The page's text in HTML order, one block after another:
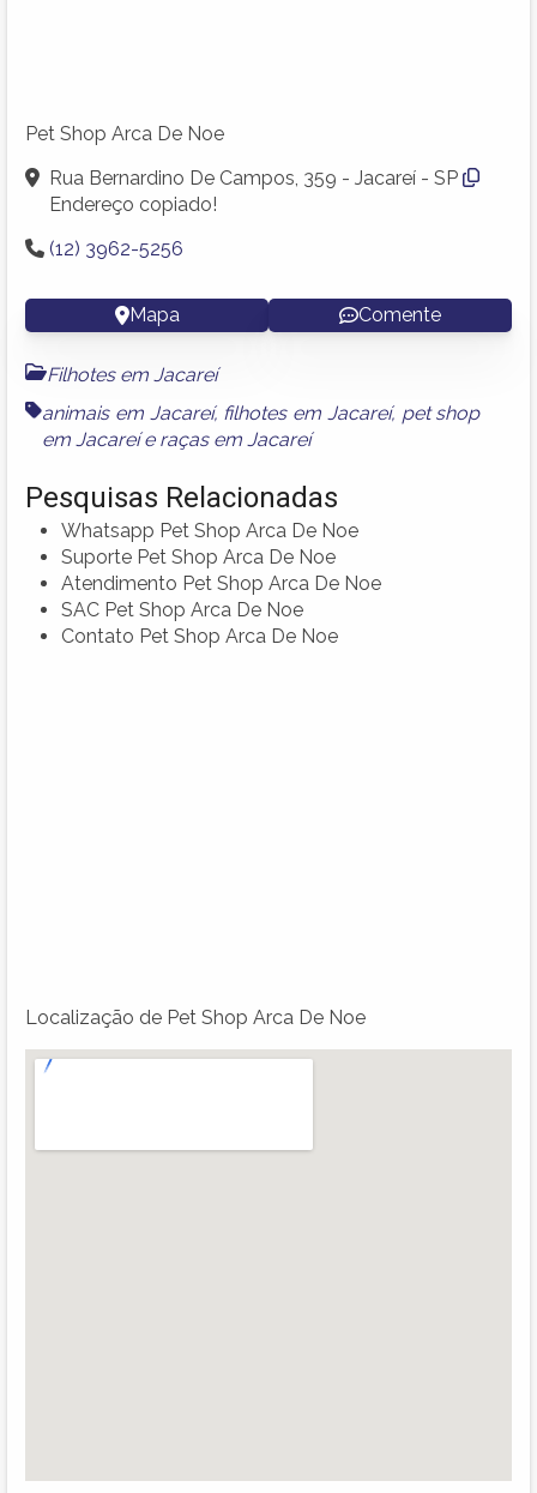
Pet Shop Arca De Noe
Rua Bernardino De Campos, 359 - Jacareí - SP
Endereço copiado!
(12) 3962-5256
Mapa Comente
Filhotes em Jacareí
animais em Jacareí, filhotes em Jacareí, pet shop
em Jacareíe raças em Jacareí
Pesquisas Relacionadas
Whatsapp Pet Shop Arca De Noe
Suporte Pet Shop Arca De Noe
Atendimento Pet Shop Arca De Noe
SAC Pet Shop Arca De Noe
Contato Pet Shop Arca De Noe
Localização de Pet Shop Arca De Noe